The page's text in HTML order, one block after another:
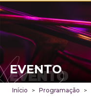
EVENTO
EVENTO
Início > Programação >